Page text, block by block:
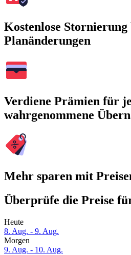
Kostenlose Stornierung
Planänderungen
Verdiene Prämien für
wahrgenommene
Mehr sparen mit
Überprüfe die Preise
Heute
8. Aug. - 9. Aug.
Morgen
9. Aug. - 10. Aug.